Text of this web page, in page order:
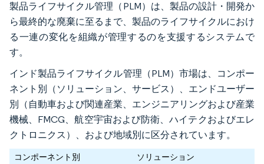
製品ライフサイクル管理（PLM）は、製品の設計・開発か
ら最終的な廃棄に至るまで、製品のライフサイクルにおけ
る一連の変化を組織が管理するのを支援するシステムで
す。
インド製品ライフサイクル管理（PLM）市場は、コンポー
ネント別（ソリューション、サービス）、エンドユーザー
別（自動車および関連産業、エンジニアリングおよび産業
機械、FMCG、航空宇宙および防衛、ハイテクおよびエレ
クトロニクス）、および地域別に区分されています。
コンポーネント別
ソリューション